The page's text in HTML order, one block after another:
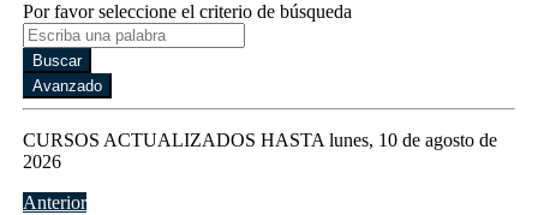
Por favor seleccione el criterio de búsqueda
CURSOS ACTUALIZADOS HASTA lunes, 10 de agosto de
2026
Anterior